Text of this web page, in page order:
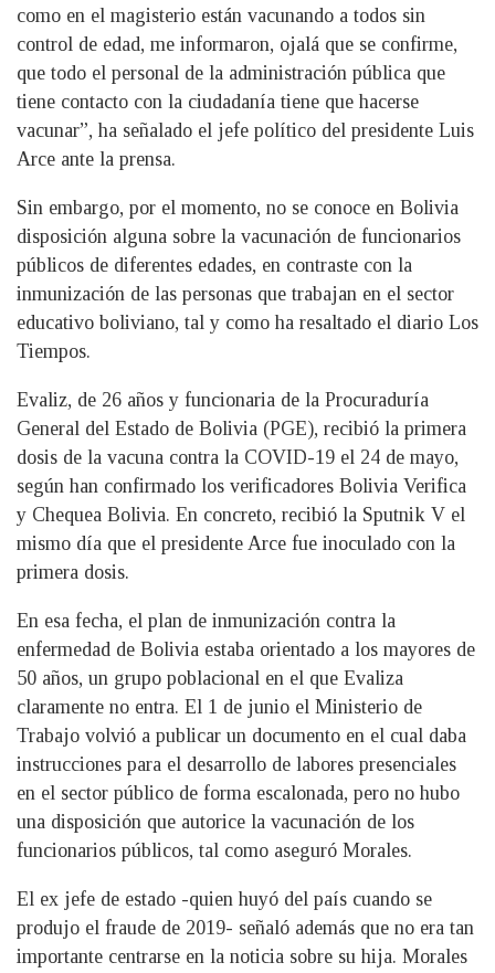
como en el magisterio están vacunando a todos sin
control de edad, me informaron, ojalá que se confirme,
que todo el personal de la administración pública que
tiene contacto con la ciudadanía tiene que hacerse
vacunar”, ha señalado el jefe político del presidente Luis
Arce ante la prensa.
Sin embargo, por el momento, no se conoce en Bolivia
disposición alguna sobre la vacunación de funcionarios
públicos de diferentes edades, en contraste con la
inmunización de las personas que trabajan en el sector
educativo boliviano, tal y como ha resaltado el diario Los
Tiempos.
Evaliz, de 26 años y funcionaria de la Procuraduría
General del Estado de Bolivia (PGE), recibió la primera
dosis de la vacuna contra la COVID-19 el 24 de mayo,
según han confirmado los verificadores Bolivia Verifica
y Chequea Bolivia. En concreto, recibió la Sputnik V el
mismo día que el presidente Arce fue inoculado con la
primera dosis.
En esa fecha, el plan de inmunización contra la
enfermedad de Bolivia estaba orientado a los mayores de
50 años, un grupo poblacional en el que Evaliza
claramente no entra. El 1 de junio el Ministerio de
Trabajo volvió a publicar un documento en el cual daba
instrucciones para el desarrollo de labores presenciales
en el sector público de forma escalonada, pero no hubo
una disposición que autorice la vacunación de los
funcionarios públicos, tal como aseguró Morales.
El ex jefe de estado -quien huyó del país cuando se
produjo el fraude de 2019- señaló además que no era tan
importante centrarse en la noticia sobre su hija. Morales